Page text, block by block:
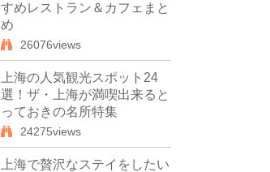
すめレストラン＆カフェまと
め
26076views
上海の人気観光スポット24
選！ザ・上海が満喫出来ると
っておきの名所特集
24275views
上海で贅沢なステイをしたい